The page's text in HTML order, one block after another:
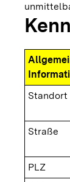
Standort
Straße
PLZ